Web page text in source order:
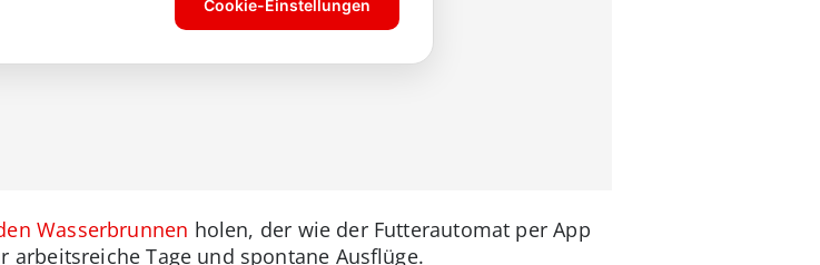
Wasserbrunnen holen, der wie der Futterautomat per App
Tage und spontane Ausflüge.